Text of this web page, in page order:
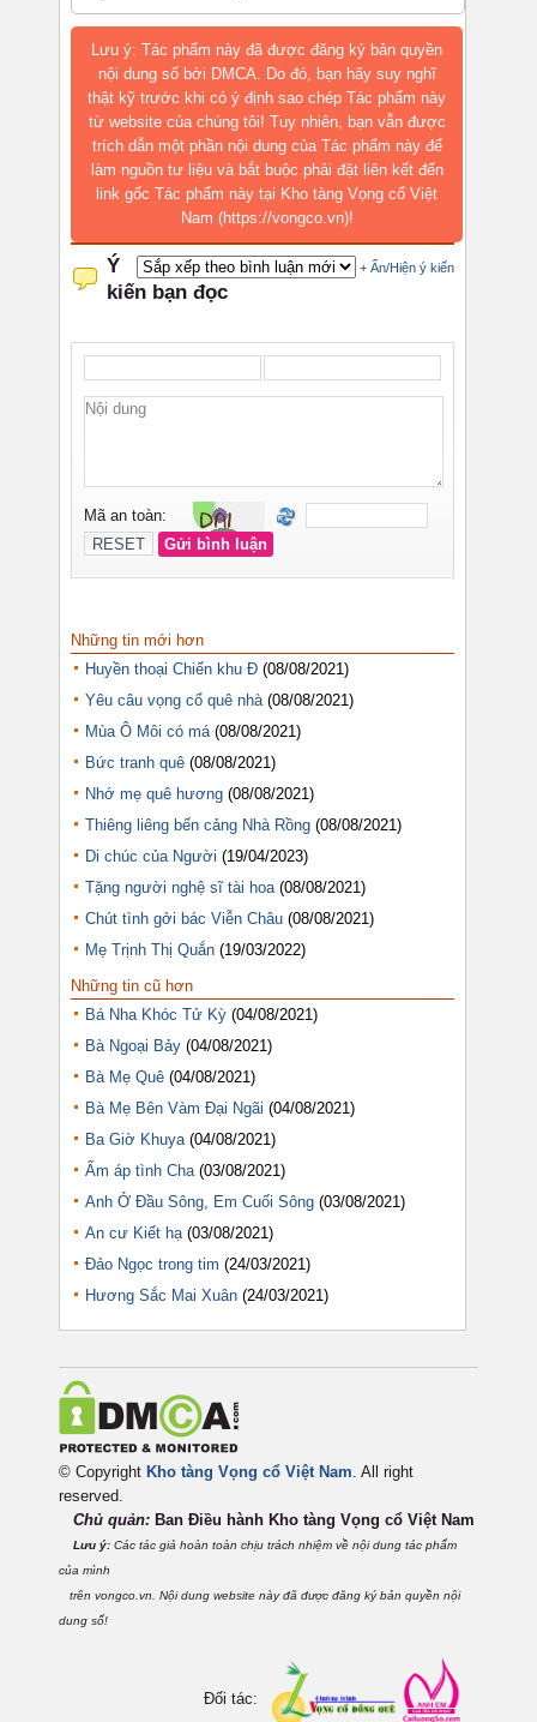
Lưu ý: Tác phẩm này đã được đăng ký bản quyền
nội dung số bởi DMCA. Do đó, bạn hãy suy nghĩ
thật kỹ trước khi có ý định sao chép Tác phẩm này
từ website của chúng tôi! Tuy nhiên, bạn vẫn được
trích dẫn một phần nội dung của Tác phẩm này để
làm nguồn tư liệu và bắt buộc phải đặt liên kết đến
link gốc Tác phẩm này tại Kho tàng Vọng cổ Việt
Nam (https://vongco.vn)!
Những tin mới hơn
Huyền thoại Chiến khu Đ (08/08/2021)
Yêu câu vọng cổ quê nhà (08/08/2021)
Mùa Ô Môi có má (08/08/2021)
Bức tranh quê (08/08/2021)
Nhớ mẹ quê hương (08/08/2021)
Thiêng liêng bến cảng Nhà Rồng (08/08/2021)
Di chúc của Người (19/04/2023)
Tặng người nghệ sĩ tài hoa (08/08/2021)
Chút tình gởi bác Viễn Châu (08/08/2021)
Mẹ Trịnh Thị Quắn (19/03/2022)
Những tin cũ hơn
Bá Nha Khóc Tử Kỳ (04/08/2021)
Bà Ngoại Bảy (04/08/2021)
Bà Mẹ Quê (04/08/2021)
Bà Mẹ Bên Vàm Đại Ngãi (04/08/2021)
Ba Giờ Khuya (04/08/2021)
Ấm áp tình Cha (03/08/2021)
Anh Ở Đầu Sông, Em Cuối Sông (03/08/2021)
An cư Kiết hạ (03/08/2021)
Đảo Ngọc trong tim (24/03/2021)
Hương Sắc Mai Xuân (24/03/2021)
© Copyright Kho tàng Vọng cổ Việt Nam. All right
reserved.
Chủ quản: Ban Điều hành Kho tàng Vọng cổ Việt Nam
Lưu ý: Các tác giả hoàn toàn chịu trách nhiệm về nội dung tác phẩm
của mình
trên vongco.vn. Nội dung website này đã được đăng ký bản quyền nội
dung số!
Đối tác: